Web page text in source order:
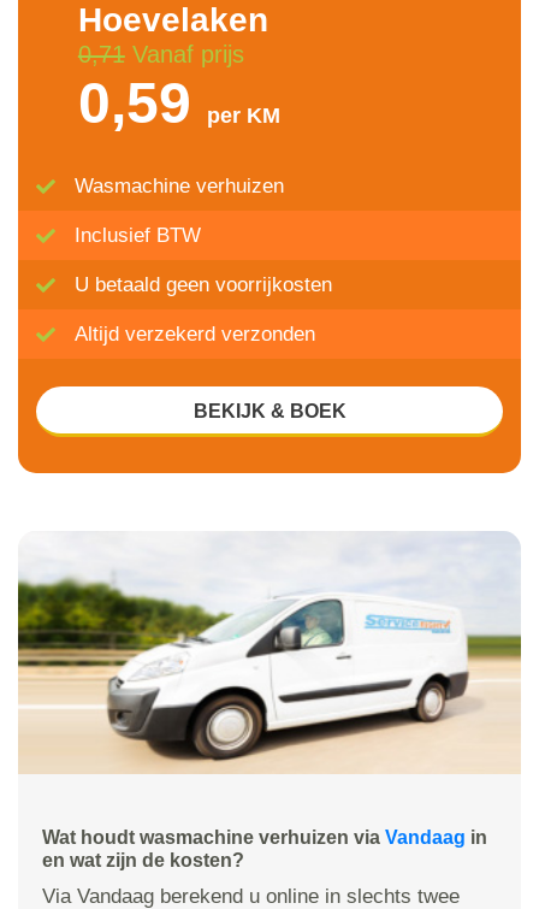
Wat houdt wasmachine verhuizen via Vandaag in
en wat zijn de kosten?
Via Vandaag berekend u online in slechts twee
Hoevelaken
0,71Vanaf prijs
0,59 per KM
Wasmachine verhuizen
Inclusief BTW
U betaald geen voorrijkosten
Altijd verzekerd verzonden
BEKIJK & BOEK